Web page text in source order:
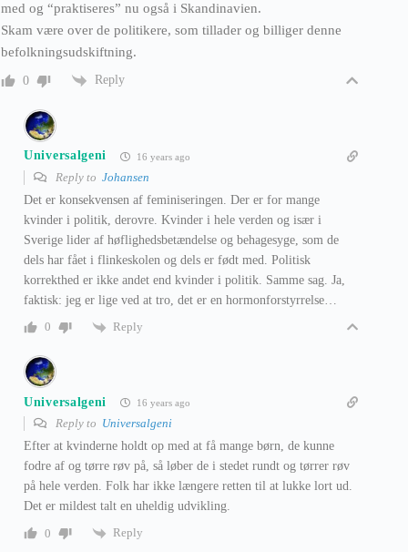
med og “praktiseres” nu også i Skandinavien.
Skam være over de politikere, som tillader og billiger denne
befolkningsudskiftning.
0 Reply
Universalgeni 16 years ago
Reply to Johansen
Det er konsekvensen af feminiseringen. Der er for mange
kvinder i politik, derovre. Kvinder i hele verden og især i
Sverige lider af høflighedsbetændelse og behagesyge, som de
dels har fået i flinkeskolen og dels er født med. Politisk
korrekthed er ikke andet end kvinder i politik. Samme sag. Ja,
faktisk: jeg er lige ved at tro, det er en hormonforstyrrelse…
0
Reply
Universalgeni 16 years ago
Reply to Universalgeni
Efter at kvinderne holdt op med at få mange børn, de kunne
fodre af og tørre røv på, så løber de i stedet rundt og tørrer røv
på hele verden. Folk har ikke længere retten til at lukke lort ud.
Det er mildest talt en uheldig udvikling.
0
Reply